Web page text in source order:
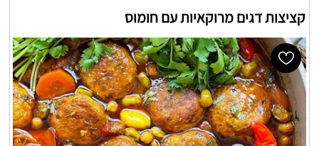
קציצות דגים מרוקאיות עם חומוס